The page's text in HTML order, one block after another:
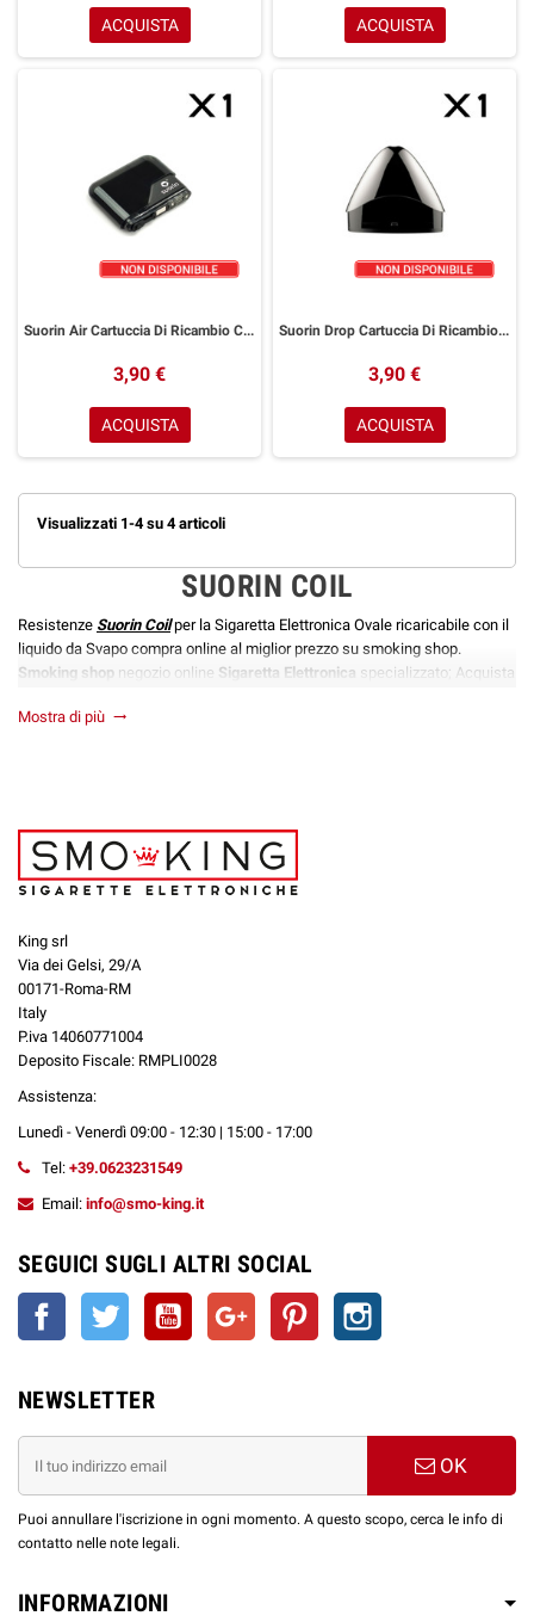
ACQUISTA ACQUISTA
Suorin Air Cartuccia Di Ricambio Con Resistenza 1,2ohm
3,90 €
ACQUISTA
Suorin Drop Cartuccia Di Ricambio Con Resistenza da 1,3ohm - 1,4ohm
3,90 €
ACQUISTA
Visualizzati 1-4 su 4 articoli
SUORIN COIL
Resistenze Suorin Coilper la Sigaretta Elettronica Ovale ricaricabile con il
liquido da Svapo compra online al miglior prezzo su smoking shop.
Smoking shop negozio online Sigaretta Elettronica specializzato; Acquista
Atomizzatore ,Resistenza,Accessori per Rigenerare,
Mostra di più trending_flat
King srl
Via dei Gelsi, 29/A
00171-Roma-RM
Italy
P.iva 14060771004
Deposito Fiscale: RMPLI0028
Assistenza:
Lunedì - Venerdì 09:00 - 12:30 | 15:00 - 17:00
Tel: +39.0623231549
Email: info@smo-king.it
SEGUICI SUGLI ALTRI SOCIAL
Facebook Twitter YouTube Google+ Pinterest
NEWSLETTER
OK
Puoi annullare l'iscrizione in ogni momento. A questo scopo, cerca le info di
contatto nelle note legali.
INFORMAZIONI